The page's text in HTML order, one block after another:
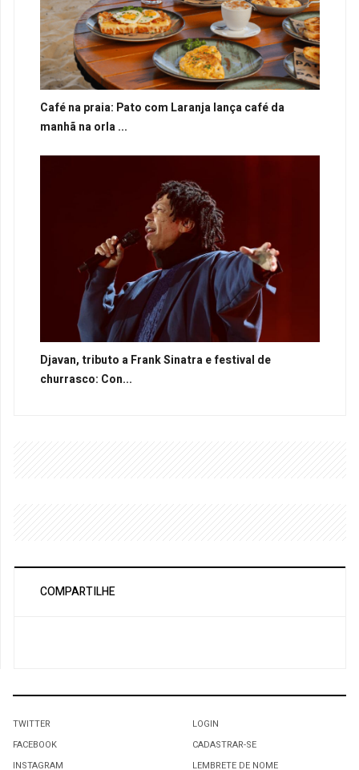
Café na praia: Pato com Laranja lança café da
manhã na orla ...
Djavan, tributo a Frank Sinatra e festival de
churrasco: Con...
COMPARTILHE
TWITTER
FACEBOOK
INSTAGRAM
LOGIN
CADASTRAR-SE
LEMBRETE DE NOME